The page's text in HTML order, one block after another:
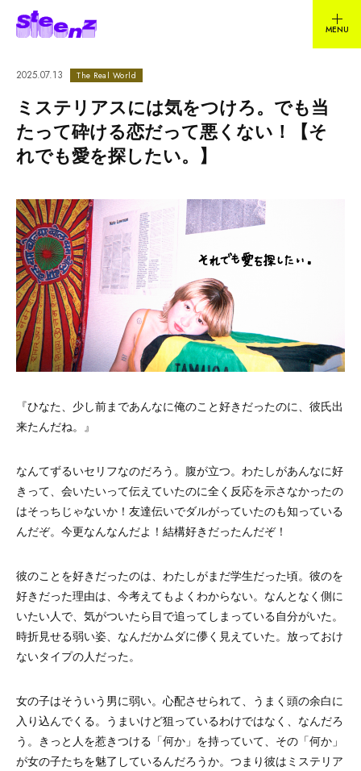
2025.07.13 The Real World
ミステリアスには気をつけろ。でも当
たって砕ける恋だって悪くない！【そ
れでも愛を探したい。】
『ひなた、少し前まであんなに俺のこと好きだったのに、彼氏出
来たんだね。』
なんてずるいセリフなのだろう。腹が立つ。わたしがあんなに好
きって、会いたいって伝えていたのに全く反応を示さなかったの
はそっちじゃないか！友達伝いでダルがっていたのも知っている
んだぞ。今更なんなんだよ！結構好きだったんだぞ！
彼のことを好きだったのは、わたしがまだ学生だった頃。彼のを
好きだった理由は、今考えてもよくわからない。なんとなく側に
いたい人で、気がついたら目で追ってしまっている自分がいた。
時折見せる弱い姿、なんだかムダに儚く見えていた。放っておけ
ないタイプの人だった。
女の子はそういう男に弱い。心配させられて、うまく頭の余白に
入り込んでくる。うまいけど狙っているわけではなく、なんだろ
う。きっと人を惹きつける「何か」を持っていて、その「何か」
が女の子たちを魅了しているんだろうか。つまり彼はミステリア